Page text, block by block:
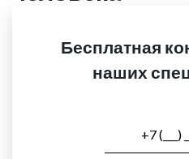
Бесплатная
наших